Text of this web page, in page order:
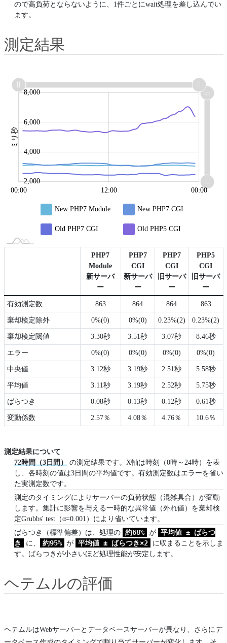
ので高負荷とならないように、1件ごとにwait処理を差し込んでい
ます。
測定結果
ミリ秒
0
1,000
2,000
3,000
4,000
5,000
6,000
10,000
8,000
-2,000
L
00:00 12:00 00:00
12:00
New PHP7 Module New PHP7 CGI
Old PHP7 CGI Old PHP5 CGI
PHP7
Module
新サーバ
ー
PHP7
CGI
新サーバ
ー
PHP7
CGI
旧サーバ
ー
PHP5
CGI
旧サーバ
ー
有効測定数 863 864 864 863
棄却検定除外 0%(0) 0%(0) 0.23%(2) 0.23%(2)
棄却検定閾値 3.30秒 3.51秒 3.07秒 8.46秒
エラー 0%(0) 0%(0) 0%(0) 0%(0)
中央値 3.12秒 3.19秒 2.51秒 5.58秒
平均値 3.11秒 3.19秒 2.52秒 5.75秒
ばらつき 0.08秒 0.13秒 0.12秒 0.61秒
変動係数 2.57％ 4.08％ 4.76％ 10.6％
測定結果について
72時間（3日間）
の測定結果です。X軸は時刻（0時～24時）を表
し、各時刻の値は3日間の平均値です。有効測定数はエラーを省い
た実測定数です。
測定のタイミングによりサーバーの負荷状態（混雑具合）が変動
します。集計に影響を与える一時的な異常値（外れ値）を棄却検
定Grubbs' test（α=0.001）により省いています。
ばらつき（標準偏差）は、処理の 約68% が 平均値 ± ばらつ
き
に、 約95% が 平均値 ± ばらつき×2
に収まることを示しま
す。ばらつきが小さいほど処理性能が安定します。
ヘテムルの評価
ヘテムルはWebサーバーとデータベースサーバーが異なり、さらにデ